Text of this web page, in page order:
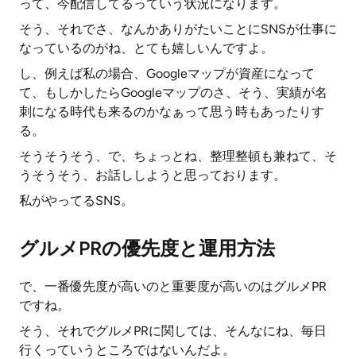
って、今配信してるっていう状況になります。
そう、それでさ、なんかありがたいことにSNSが仕事に
なっているのがね、とても嬉しいんですよ。
し、例えば私の場合、Googleマップが資産になって
て、もしかしたらGoogleマップのさ、そう、実績が名
刺になる時代も来るのかなぁって思う時もあったりす
る。
そうそうそう、で、ちょっとね、整理整頓も兼ねて、そ
うそうそう、お話ししようと思っております。
私がやってるSNS。
グルメPRの優先度と運用方法
で、一番優先度が高いのと重要度が高いのはグルメPR
ですね。
そう、それでグルメPRに関しては、そんなにね、毎日
行くっていうところではないんだよ。